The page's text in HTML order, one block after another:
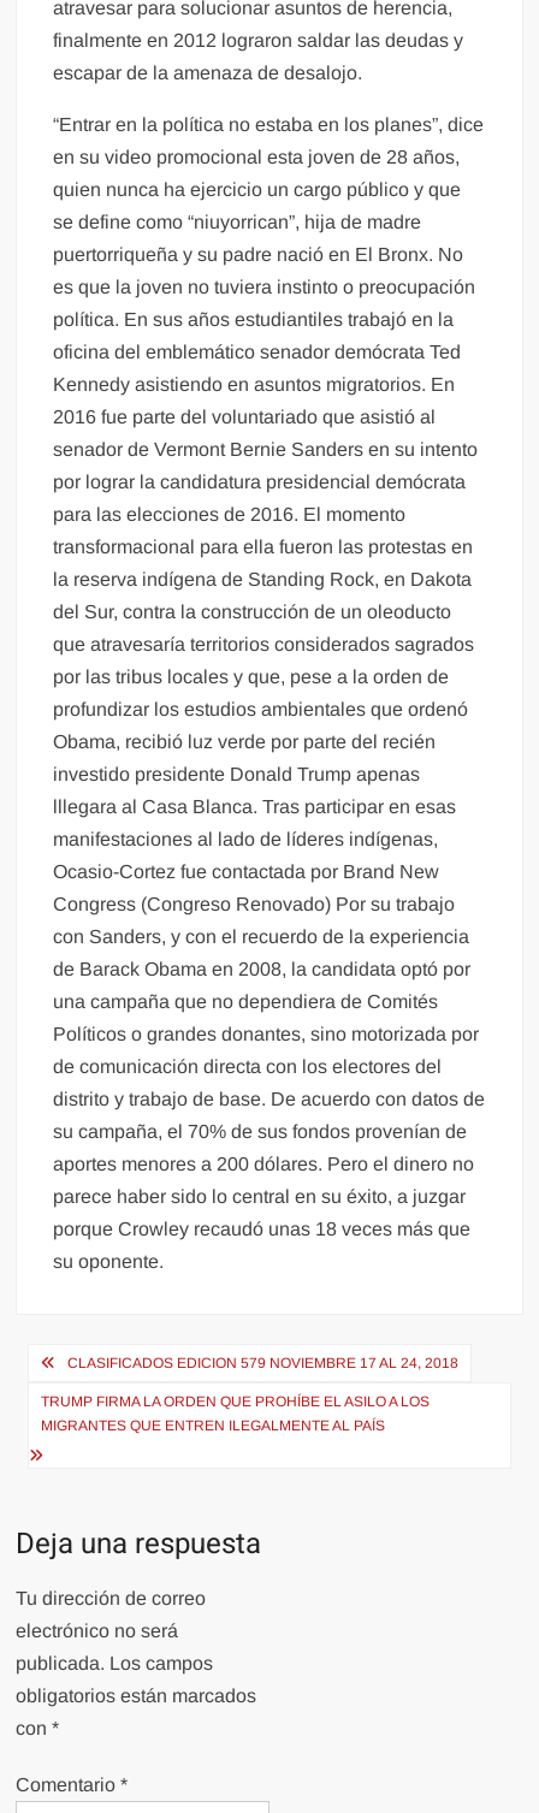
atravesar para solucionar asuntos de herencia,
finalmente en 2012 lograron saldar las deudas y
escapar de la amenaza de desalojo.
“Entrar en la política no estaba en los planes”, dice
en su video promocional esta joven de 28 años,
quien nunca ha ejercicio un cargo público y que
se define como “niuyorrican”, hija de madre
puertorriqueña y su padre nació en El Bronx. No
es que la joven no tuviera instinto o preocupación
política. En sus años estudiantiles trabajó en la
oficina del emblemático senador demócrata Ted
Kennedy asistiendo en asuntos migratorios. En
2016 fue parte del voluntariado que asistió al
senador de Vermont Bernie Sanders en su intento
por lograr la candidatura presidencial demócrata
para las elecciones de 2016. El momento
transformacional para ella fueron las protestas en
la reserva indígena de Standing Rock, en Dakota
del Sur, contra la construcción de un oleoducto
que atravesaría territorios considerados sagrados
por las tribus locales y que, pese a la orden de
profundizar los estudios ambientales que ordenó
Obama, recibió luz verde por parte del recién
investido presidente Donald Trump apenas
lllegara al Casa Blanca. Tras participar en esas
manifestaciones al lado de líderes indígenas,
Ocasio-Cortez fue contactada por Brand New
Congress (Congreso Renovado) Por su trabajo
con Sanders, y con el recuerdo de la experiencia
de Barack Obama en 2008, la candidata optó por
una campaña que no dependiera de Comités
Políticos o grandes donantes, sino motorizada por
de comunicación directa con los electores del
distrito y trabajo de base. De acuerdo con datos de
su campaña, el 70% de sus fondos provenían de
aportes menores a 200 dólares. Pero el dinero no
parece haber sido lo central en su éxito, a juzgar
porque Crowley recaudó unas 18 veces más que
su oponente.
Navegación
de
entradas
CLASIFICADOS EDICION 579 NOVIEMBRE 17 AL 24, 2018
TRUMP FIRMA LA ORDEN QUE PROHÍBE EL ASILO A LOS
MIGRANTES QUE ENTREN ILEGALMENTE AL PAÍS
Deja una respuesta
Tu dirección de correo
electrónico no será
publicada. Los campos
obligatorios están marcados
con*
Comentario*